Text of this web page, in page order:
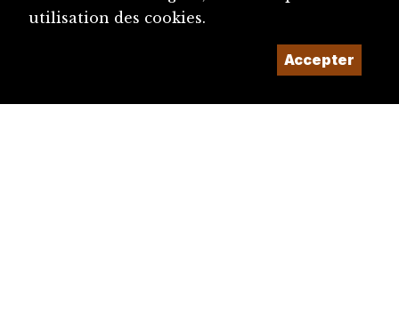
utilisation des cookies.
Accepter